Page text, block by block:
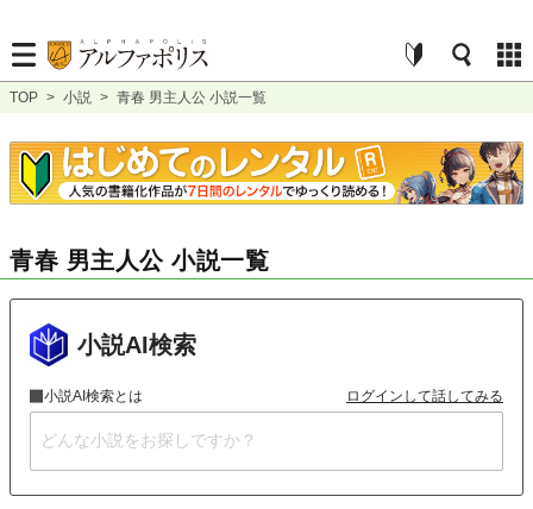
TOP > 小説 > 青春 男主人公 小説一覧
青春 男主人公 小説一覧
小説AI検索
小説AI検索とは ログインして話してみる